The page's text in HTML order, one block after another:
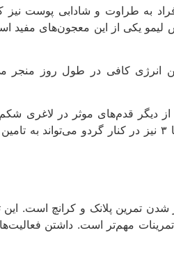
طراوت و شادابی پوست نیز
لیمو یکی از این معجون‌های
انرژی کافی در طول روز
از دیگر قدم‌های موثر در لاغری
تمرین پلانک و کرانچ است.
تمرینات مهم‌تر است. داشتن